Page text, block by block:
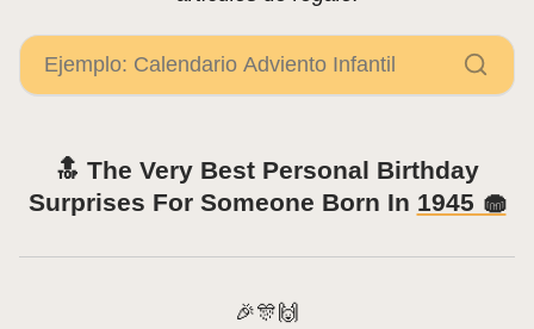
🔝 The Very Best Personal Birthday
Surprises For Someone Born In 1945 🧁
🎉🎊🙌